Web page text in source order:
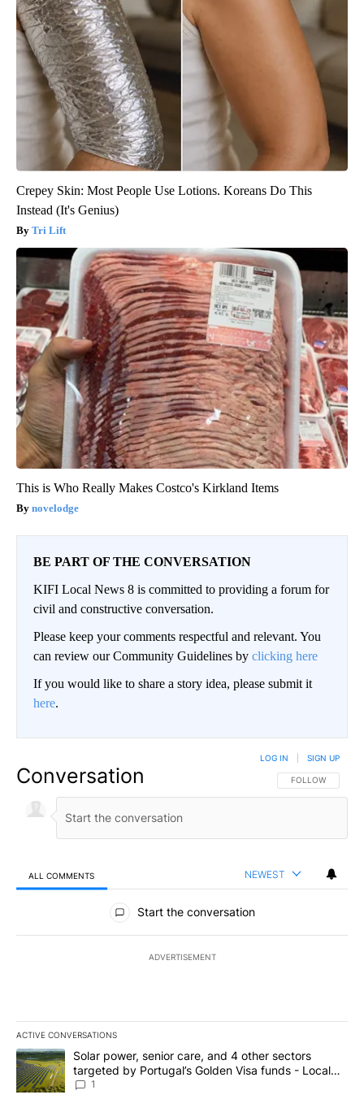
Crepey Skin: Most People Use Lotions. Koreans Do This
Instead (It's Genius)
Tri Lift
This is Who Really Makes Costco's Kirkland Items
novelodge
BE PART OF THE CONVERSATION
KIFI Local News 8 is committed to providing a forum for
civil and constructive conversation.
Please keep your comments respectful and relevant. You
can review our Community Guidelines by clicking here
If you would like to share a story idea, please submit it
here.
Conversation FOLLOW THIS
FOLLOW
LOG IN SIGN UP
ALL COMMENTS NEWEST
All Comments
Start the conversation
ADVERTISEMENT
ACTIVE CONVERSATIONS
The following is a list of the most commented articles in the last
A trending article titled "Solar power, senior care, and 4 other
Solar power, senior care, and 4 other sectors
targeted by Portugal’s Golden Visa funds - Local
News 8
1